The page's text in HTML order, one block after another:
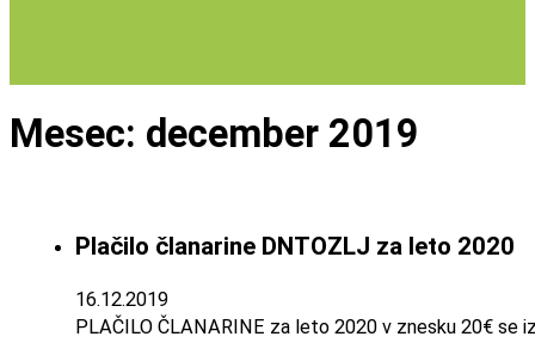
Mesec: december 2019
Plačilo članarine DNTOZLJ za leto 2020
16.12.2019
PLAČILO ČLANARINE za leto 2020 v znesku 20€ se